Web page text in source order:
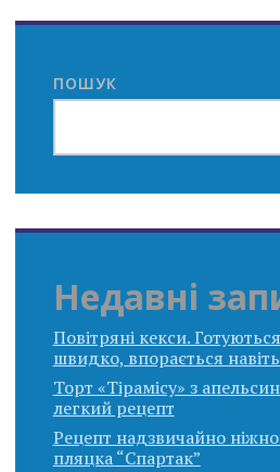
ПОШУК
Недавні
Повітряні кекси.
швидко, впорається
Торт «Тірамісу» з
легкий рецепт
Рецепт надзвичайно
пляцка “Спартак”